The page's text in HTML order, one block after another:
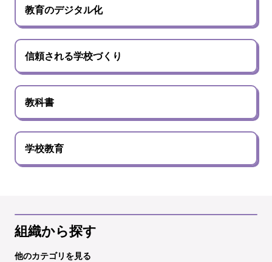
教育のデジタル化
信頼される学校づくり
教科書
学校教育
組織から探す
他のカテゴリを見る